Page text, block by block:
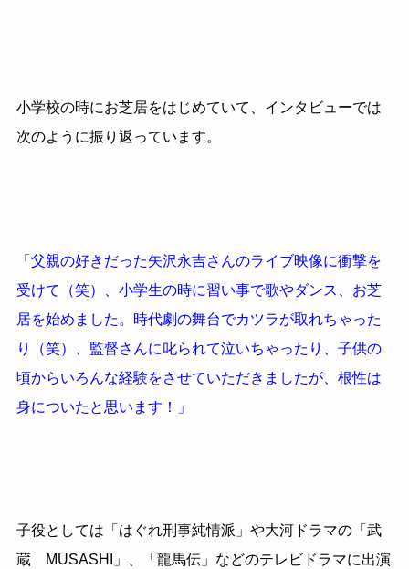
小学校の時にお芝居をはじめていて、インタビューでは
次のように振り返っています。
「父親の好きだった矢沢永吉さんのライブ映像に衝撃を
受けて（笑）、小学生の時に習い事で歌やダンス、お芝
居を始めました。時代劇の舞台でカツラが取れちゃった
り（笑）、監督さんに叱られて泣いちゃったり、子供の
頃からいろんな経験をさせていただきましたが、根性は
身についたと思います！」
子役としては「はぐれ刑事純情派」や大河ドラマの「武
蔵 MUSASHI」、「龍馬伝」などのテレビドラマに出演